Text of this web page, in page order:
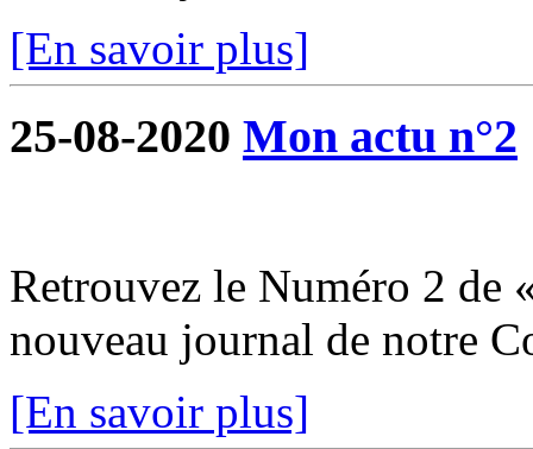
[En savoir plus]
25-08-2020 Mon actu n°2
Retrouvez le Numéro 2 de
nouveau journal de notre
[En savoir plus]